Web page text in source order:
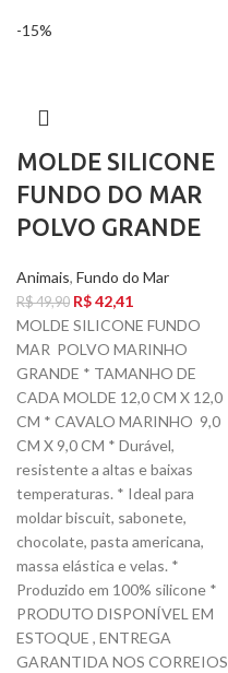
-15%
MOLDE SILICONE
FUNDO DO MAR
POLVO GRANDE
Animais, Fundo do Mar
R$49,90 R$42,41
MOLDE SILICONE FUNDO
MAR POLVO MARINHO
GRANDE * TAMANHO DE
CADA MOLDE 12,0 CM X 12,0
CM * CAVALO MARINHO 9,0
CM X 9,0 CM * Durável,
resistente a altas e baixas
temperaturas. * Ideal para
moldar biscuit, sabonete,
chocolate, pasta americana,
massa elástica e velas. *
Produzido em 100% silicone *
PRODUTO DISPONÍVEL EM
ESTOQUE , ENTREGA
GARANTIDA NOS CORREIOS